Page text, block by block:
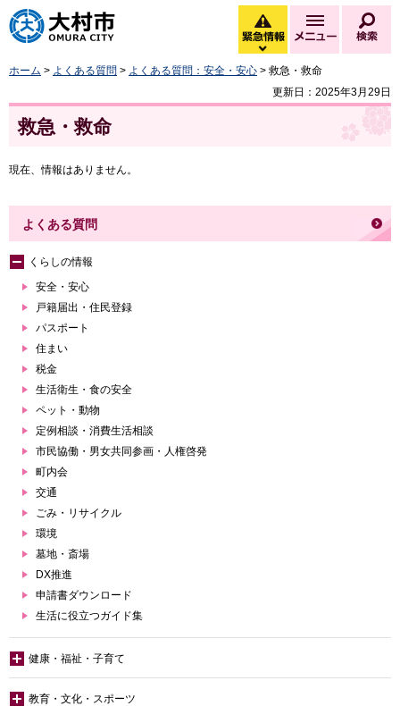
大村市
緊急情報
緊急情報を開く
メニュー
ホーム > よくある質問 > よくある質問：安全・安心 > 救急・救命
更新日：2025年3月29日
救急・救命
現在、情報はありません。
よくある質問
くらしの情報
安全・安心
戸籍届出・住民登録
パスポート
住まい
税金
生活衛生・食の安全
ペット・動物
定例相談・消費生活相談
市民協働・男女共同参画・人権啓発
町内会
交通
ごみ・リサイクル
環境
墓地・斎場
DX推進
申請書ダウンロード
生活に役立つガイド集
健康・福祉・子育て
教育・文化・スポーツ